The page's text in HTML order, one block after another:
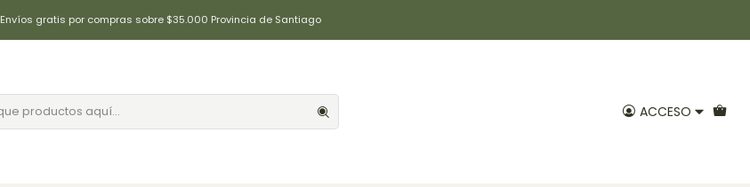
ACCESO
Envíos gratis por compras sobre $35.000 Provincia de Santiago
Inicio Cereales / Semillas Mijo pelado 500gr Positiv